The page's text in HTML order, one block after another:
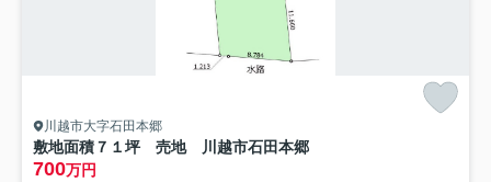
川越市大字石田本郷
敷地面積７１坪 売地 川越市石田本郷
700万円